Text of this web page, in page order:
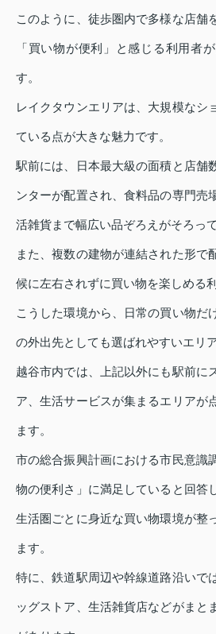
このように、徒歩圏内で多様な店舗
「買い物が便利」と感じる利用者
す。
レイクタウンエリアは、大規模なシ
ている点が大きな魅力です。
駅前には、日本最大級の面積と店舗
ンターが配置され、食料品の専門売
活雑貨まで幅広い品ぞろえがそろって
また、複数の建物が連結された形で
候に左右されずに買い物を楽しめる
こうした環境から、日常の買い物だ
の外出先としても選ばれやすいエリ
越谷市内では、上記以外にも駅前に
ア、生活サービスが集まるエリアが
ます。
市の総合振興計画における市民意識
物の便利さ」に満足していると回答
生活圏ごとに身近な買い物環境が整
ます。
特に、鉄道駅周辺や幹線道路沿いで
ッグストア、生活雑貨店などがまと